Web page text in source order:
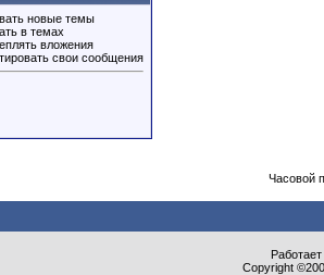
новые темы
в темах
вложения
свои сообщения
Часовой
Copyright